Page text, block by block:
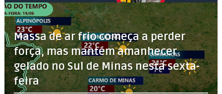
Massa de ar frio começa a perder
força, mas mantém amanhecer
gelado no Sul de Minas nesta sexta-
feira